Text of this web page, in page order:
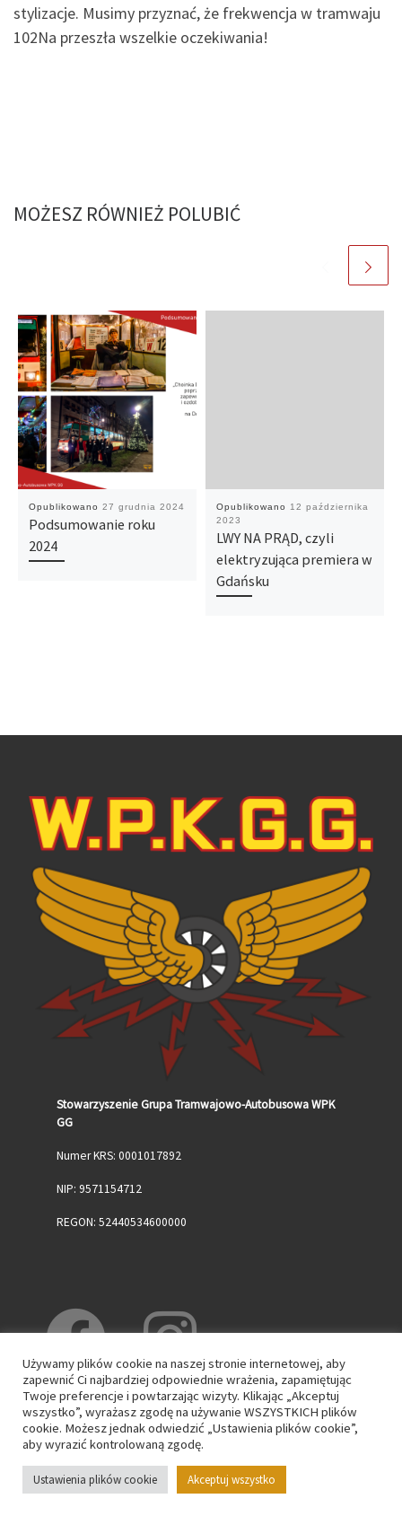
stylizacje. Musimy przyznać, że frekwencja w tramwaju
102Na przeszła wszelkie oczekiwania!
MOŻESZ RÓWNIEŻ POLUBIĆ
Opublikowano 27 grudnia 2024
Podsumowanie roku
2024
Opublikowano
12 października
2023
LWY NA PRĄD, czyli
elektryzująca premiera w
Gdańsku
Stowarzyszenie Grupa Tramwajowo-Autobusowa WPK
GG
Numer KRS: 0001017892
NIP: 9571154712
REGON: 52440534600000
© 2026WPK GG– Wszelkie prawa zastrzeżone
Oparte na – Zaprojektowano z Motyw Customizr
Używamy plików cookie na naszej stronie internetowej, aby
zapewnić Ci najbardziej odpowiednie wrażenia, zapamiętując
Twoje preferencje i powtarzając wizyty. Klikając „Akceptuj
wszystko”, wyrażasz zgodę na używanie WSZYSTKICH plików
cookie. Możesz jednak odwiedzić „Ustawienia plików cookie”,
aby wyrazić kontrolowaną zgodę.
Ustawienia plików cookie Akceptuj wszystko